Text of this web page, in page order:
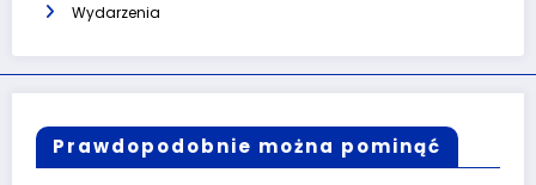
Wydarzenia
Prawdopodobnie można pominąć